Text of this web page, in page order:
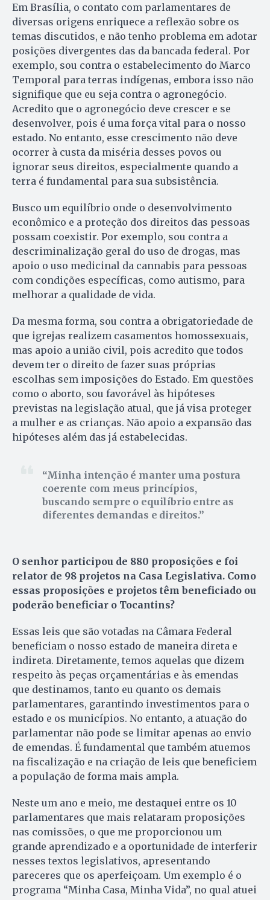
Em Brasília, o contato com parlamentares de
diversas origens enriquece a reflexão sobre os
temas discutidos, e não tenho problema em adotar
posições divergentes das da bancada federal. Por
exemplo, sou contra o estabelecimento do Marco
Temporal para terras indígenas, embora isso não
signifique que eu seja contra o agronegócio.
Acredito que o agronegócio deve crescer e se
desenvolver, pois é uma força vital para o nosso
estado. No entanto, esse crescimento não deve
ocorrer à custa da miséria desses povos ou
ignorar seus direitos, especialmente quando a
terra é fundamental para sua subsistência.
Busco um equilíbrio onde o desenvolvimento
econômico e a proteção dos direitos das pessoas
possam coexistir. Por exemplo, sou contra a
descriminalização geral do uso de drogas, mas
apoio o uso medicinal da cannabis para pessoas
com condições específicas, como autismo, para
melhorar a qualidade de vida.
Da mesma forma, sou contra a obrigatoriedade de
que igrejas realizem casamentos homossexuais,
mas apoio a união civil, pois acredito que todos
devem ter o direito de fazer suas próprias
escolhas sem imposições do Estado. Em questões
como o aborto, sou favorável às hipóteses
previstas na legislação atual, que já visa proteger
a mulher e as crianças. Não apoio a expansão das
hipóteses além das já estabelecidas.
Minha intenção é manter uma postura
coerente com meus princípios,
buscando sempre o equilíbrio entre as
diferentes demandas e direitos.
O senhor participou de 880 proposições e foi
relator de 98 projetos na Casa Legislativa. Como
essas proposições e projetos têm beneficiado ou
poderão beneficiar o Tocantins?
Essas leis que são votadas na Câmara Federal
beneficiam o nosso estado de maneira direta e
indireta. Diretamente, temos aquelas que dizem
respeito às peças orçamentárias e às emendas
que destinamos, tanto eu quanto os demais
parlamentares, garantindo investimentos para o
estado e os municípios. No entanto, a atuação do
parlamentar não pode se limitar apenas ao envio
de emendas. É fundamental que também atuemos
na fiscalização e na criação de leis que beneficiem
a população de forma mais ampla.
Neste um ano e meio, me destaquei entre os 10
parlamentares que mais relataram proposições
nas comissões, o que me proporcionou um
grande aprendizado e a oportunidade de interferir
nesses textos legislativos, apresentando
pareceres que os aperfeiçoam. Um exemplo é o
programa “Minha Casa, Minha Vida”, no qual atuei